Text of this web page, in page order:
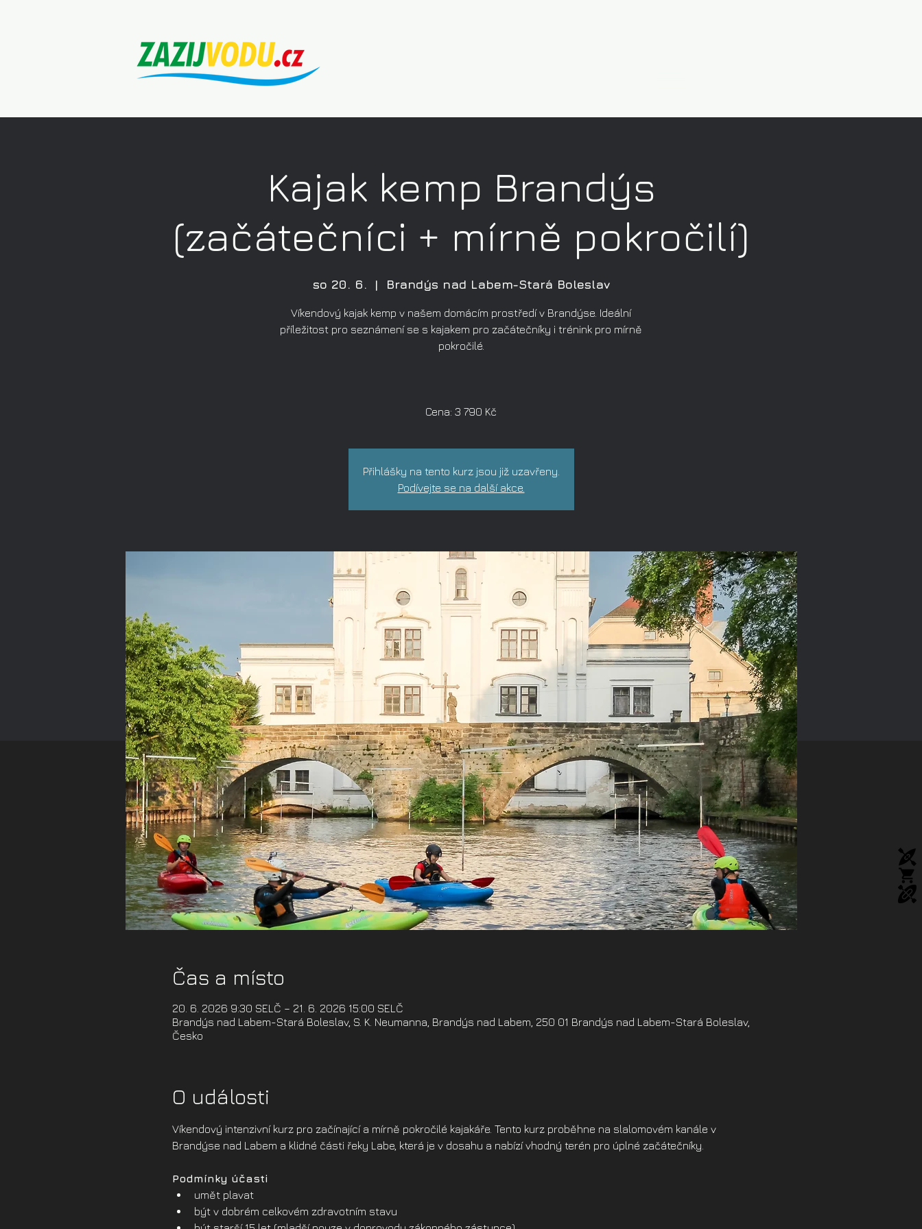
Kajak kemp Brandýs
(začátečníci + mírně pokročilí)
so 20. 6.
  |
Brandýs nad Labem-Stará Boleslav
Víkendový kajak kemp v našem domácím prostředí v Brandýse. Ideální
příležitost pro seznámení se s kajakem pro začátečníky i trénink pro mírně
pokročilé.
Cena: 3 790 Kč
Přihlášky na tento kurz jsou již uzavřeny.
Podívejte se na další akce.
Čas a místo
20. 6. 2026 9:30 SELČ – 21. 6. 2026 15:00 SELČ
Brandýs nad Labem-Stará Boleslav, S. K. Neumanna, Brandýs nad Labem, 250 01 Brandýs nad Labem-Stará Boleslav,
Česko
O události
Víkendový intenzivní kurz pro začínající a mírně pokročilé kajakáře. Tento kurz proběhne na slalomovém kanále v
Brandýse nad Labem a klidné části řeky Labe, která je v dosahu a nabízí vhodný terén pro úplné začátečníky.
Podmínky účasti
umět plavat
být v dobrém celkovém zdravotním stavu